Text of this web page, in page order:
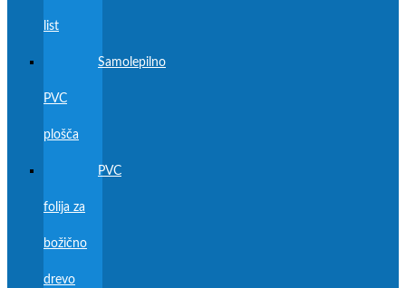
list
Samolepilno
PVC
plošča
PVC
folija za
božično
drevo